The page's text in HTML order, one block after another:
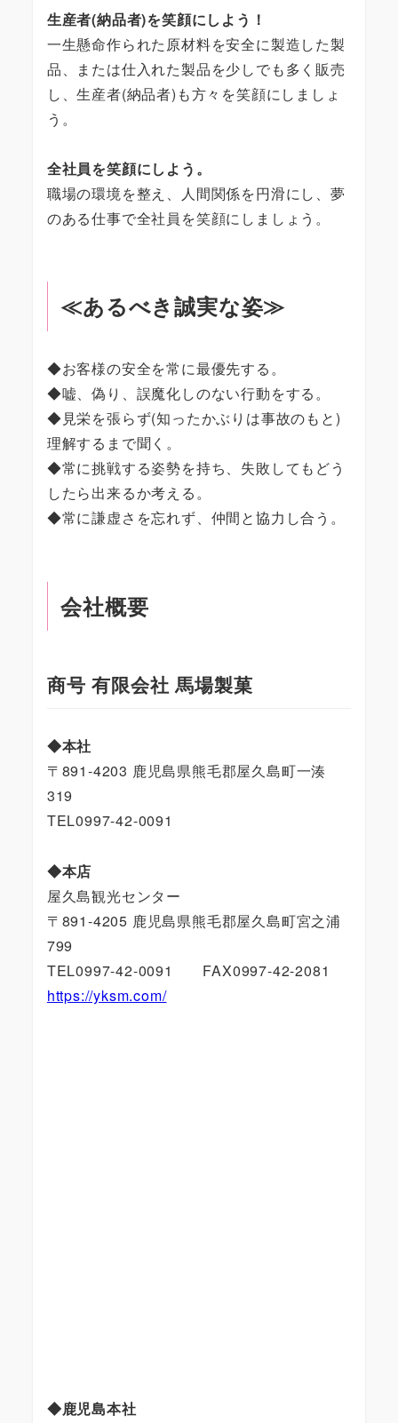
生産者(納品者)を笑顔にしよう！
一生懸命作られた原材料を安全に製造した製
品、または仕入れた製品を少しでも多く販売
し、生産者(納品者)も方々を笑顔にしましょ
う。
全社員を笑顔にしよう。
職場の環境を整え、人間関係を円滑にし、夢
のある仕事で全社員を笑顔にしましょう。
≪あるべき誠実な姿≫
◆お客様の安全を常に最優先する。
◆嘘、偽り、誤魔化しのない行動をする。
◆見栄を張らず(知ったかぶりは事故のもと)
理解するまで聞く。
◆常に挑戦する姿勢を持ち、失敗してもどう
したら出来るか考える。
◆常に謙虚さを忘れず、仲間と協力し合う。
会社概要
商号 有限会社 馬場製菓
◆本社
〒891-4203 鹿児島県熊毛郡屋久島町一湊
319
TEL0997-42-0091
◆本店
屋久島観光センター
〒891-4205 鹿児島県熊毛郡屋久島町宮之浦
799
TEL0997-42-0091 FAX0997-42-2081
https://yksm.com/
◆鹿児島本社